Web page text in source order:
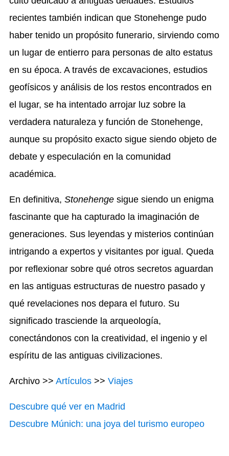
recientes también indican que Stonehenge pudo
haber tenido un propósito funerario, sirviendo como
un lugar de entierro para personas de alto estatus
en su época. A través de excavaciones, estudios
geofísicos y análisis de los restos encontrados en
el lugar, se ha intentado arrojar luz sobre la
verdadera naturaleza y función de Stonehenge,
aunque su propósito exacto sigue siendo objeto de
debate y especulación en la comunidad
académica.
En definitiva, Stonehengesigue siendo un enigma
fascinante que ha capturado la imaginación de
generaciones. Sus leyendas y misterios continúan
intrigando a expertos y visitantes por igual. Queda
por reflexionar sobre qué otros secretos aguardan
en las antiguas estructuras de nuestro pasado y
qué revelaciones nos depara el futuro. Su
significado trasciende la arqueología,
conectándonos con la creatividad, el ingenio y el
espíritu de las antiguas civilizaciones.
Archivo >> Artículos>> Viajes
Descubre qué ver en Madrid
Descubre Múnich: una joya del turismo europeo